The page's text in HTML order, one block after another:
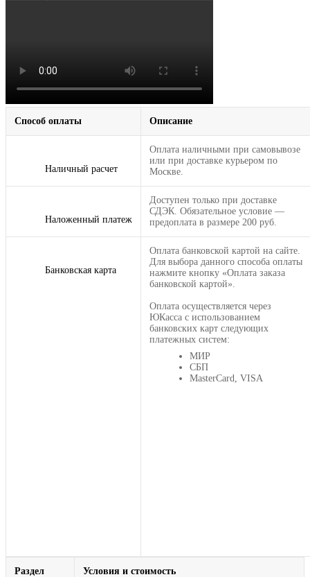
Способ оплаты Описание
Наличный расчет
Оплата наличными при самовывозе
или при доставке курьером по
Москве.
Наложенный платеж
Доступен только при доставке
СДЭК. Обязательное условие —
предоплата в размере 200 руб.
Банковская карта
Оплата банковской картой на сайте.
Для выбора данного способа оплаты
нажмите кнопку «Оплата заказа
банковской картой».
Оплата осуществляется через
ЮКасса с использованием
банковских карт следующих
платежных систем:
МИР
СБП
MasterCard, VISA
Раздел Условия и стоимость